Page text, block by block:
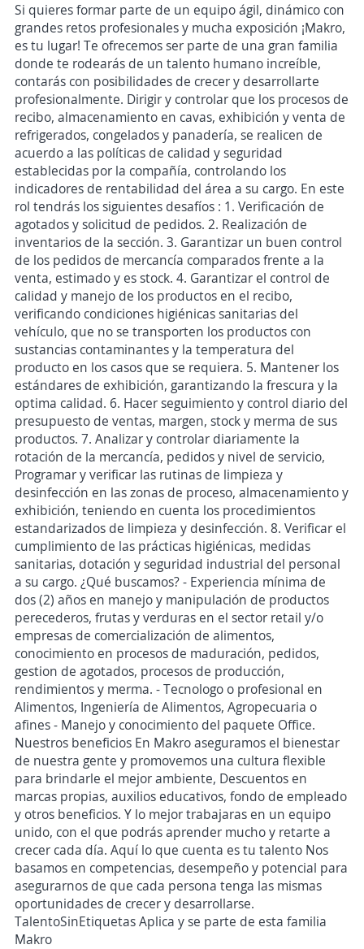
Si quieres formar parte de un equipo ágil, dinámico con
grandes retos profesionales y mucha exposición ¡Makro,
es tu lugar! Te ofrecemos ser parte de una gran familia
donde te rodearás de un talento humano increíble,
contarás con posibilidades de crecer y desarrollarte
profesionalmente. Dirigir y controlar que los procesos de
recibo, almacenamiento en cavas, exhibición y venta de
refrigerados, congelados y panadería, se realicen de
acuerdo a las políticas de calidad y seguridad
establecidas por la compañía, controlando los
indicadores de rentabilidad del área a su cargo. En este
rol tendrás los siguientes desafíos : 1. Verificación de
agotados y solicitud de pedidos. 2. Realización de
inventarios de la sección. 3. Garantizar un buen control
de los pedidos de mercancía comparados frente a la
venta, estimado y es stock. 4. Garantizar el control de
calidad y manejo de los productos en el recibo,
verificando condiciones higiénicas sanitarias del
vehículo, que no se transporten los productos con
sustancias contaminantes y la temperatura del
producto en los casos que se requiera. 5. Mantener los
estándares de exhibición, garantizando la frescura y la
optima calidad. 6. Hacer seguimiento y control diario del
presupuesto de ventas, margen, stock y merma de sus
productos. 7. Analizar y controlar diariamente la
rotación de la mercancía, pedidos y nivel de servicio,
Programar y verificar las rutinas de limpieza y
desinfección en las zonas de proceso, almacenamiento y
exhibición, teniendo en cuenta los procedimientos
estandarizados de limpieza y desinfección. 8. Verificar el
cumplimiento de las prácticas higiénicas, medidas
sanitarias, dotación y seguridad industrial del personal
a su cargo. ¿Qué buscamos? - Experiencia mínima de
dos (2) años en manejo y manipulación de productos
perecederos, frutas y verduras en el sector retail y/o
empresas de comercialización de alimentos,
conocimiento en procesos de maduración, pedidos,
gestion de agotados, procesos de producción,
rendimientos y merma. - Tecnologo o profesional en
Alimentos, Ingeniería de Alimentos, Agropecuaria o
afines - Manejo y conocimiento del paquete Office.
Nuestros beneficios En Makro aseguramos el bienestar
de nuestra gente y promovemos una cultura flexible
para brindarle el mejor ambiente, Descuentos en
marcas propias, auxilios educativos, fondo de empleado
y otros beneficios. Y lo mejor trabajaras en un equipo
unido, con el que podrás aprender mucho y retarte a
crecer cada día. Aquí lo que cuenta es tu talento Nos
basamos en competencias, desempeño y potencial para
asegurarnos de que cada persona tenga las mismas
oportunidades de crecer y desarrollarse.
TalentoSinEtiquetas Aplica y se parte de esta familia
Makro